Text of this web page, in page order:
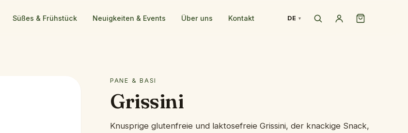
Süßes & Frühstück Neuigkeiten & Events Über uns Kontakt DE
PANE & BASI
Grissini
Knusprige glutenfreie und laktosefreie Grissini, der knackige Snack,